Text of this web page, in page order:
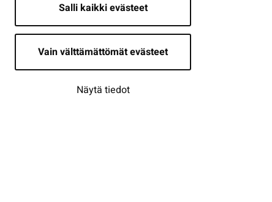
Salli kaikki evästeet
Vain välttämättömät evästeet
Näytä tiedot